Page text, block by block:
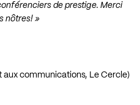
de prestige. Merci
nôtres! »
aux communications, Le Cercle)